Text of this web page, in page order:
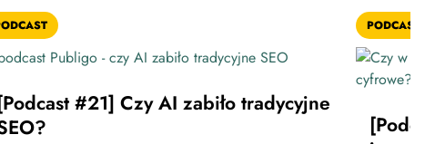
#21] Czy AI zabiło tradycyjne
PODCAST